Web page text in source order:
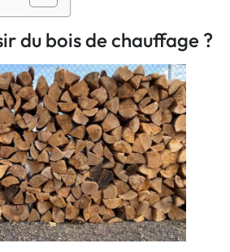
du bois de chauffage ?